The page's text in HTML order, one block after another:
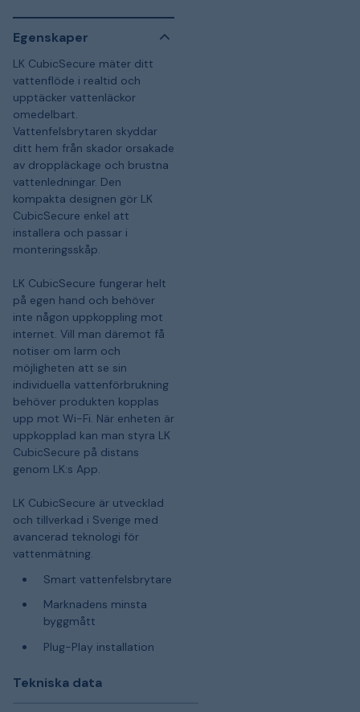
Egenskaper
LK CubicSecure mäter ditt
vattenflöde i realtid och
upptäcker vattenläckor
omedelbart.
Vattenfelsbrytaren skyddar
ditt hem från skador orsakade
av droppläckage och brustna
vattenledningar. Den
kompakta designen gör LK
CubicSecure enkel att
installera och passar i
monteringsskåp.
LK CubicSecure fungerar helt
på egen hand och behöver
inte någon uppkoppling mot
internet. Vill man däremot få
notiser om larm och
möjligheten att se sin
individuella vattenförbrukning
behöver produkten kopplas
upp mot Wi-Fi. När enheten är
uppkopplad kan man styra LK
CubicSecure på distans
genom LK:s App.
LK CubicSecure är utvecklad
och tillverkad i Sverige med
avancerad teknologi för
vattenmätning.
Smart vattenfelsbrytare
Marknadens minsta
byggmått
Plug-Play installation
Tekniska data